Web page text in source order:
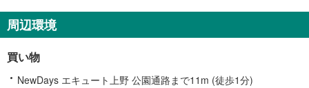
周辺環境
買い物
NewDays エキュート上野 公園通路まで11m (徒歩1分)